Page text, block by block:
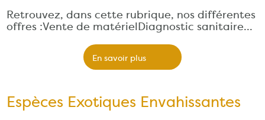
Retrouvez, dans cette rubrique, nos différentes
offres :Vente de matérielDiagnostic sanitaire…
En savoir plus
Espèces Exotiques Envahissantes